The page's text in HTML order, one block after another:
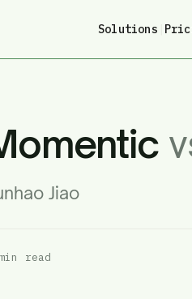
Solutions
Jiao
read